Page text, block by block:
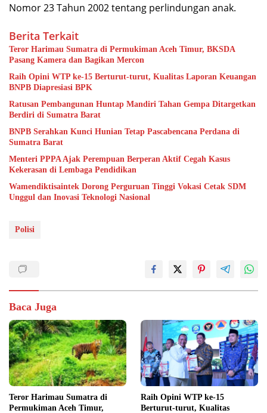
Nomor 23 Tahun 2002 tentang perlindungan anak.
Berita Terkait
Teror Harimau Sumatra di Permukiman Aceh Timur, BKSDA
Pasang Kamera dan Bagikan Mercon
Raih Opini WTP ke-15 Berturut-turut, Kualitas Laporan Keuangan
BNPB Diapresiasi BPK
Ratusan Pembangunan Huntap Mandiri Tahan Gempa Ditargetkan
Berdiri di Sumatra Barat
BNPB Serahkan Kunci Hunian Tetap Pascabencana Perdana di
Sumatra Barat
Menteri PPPA Ajak Perempuan Berperan Aktif Cegah Kasus
Kekerasan di Lembaga Pendidikan
Wamendiktisaintek Dorong Perguruan Tinggi Vokasi Cetak SDM
Unggul dan Inovasi Teknologi Nasional
Polisi
Baca Juga
Teror Harimau Sumatra di
Permukiman Aceh Timur,
Raih Opini WTP ke-15
Berturut-turut, Kualitas